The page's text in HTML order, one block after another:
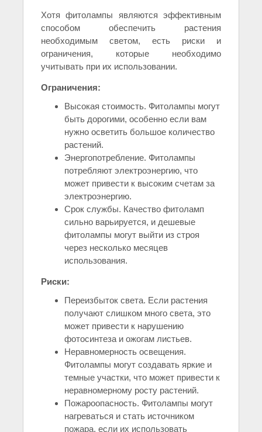
Хотя фитолампы являются эффективным
способом обеспечить растения
необходимым светом, есть риски и
ограничения, которые необходимо
учитывать при их использовании.
Ограничения:
Высокая стоимость. Фитолампы могут
быть дорогими, особенно если вам
нужно осветить большое количество
растений.
Энергопотребление. Фитолампы
потребляют электроэнергию, что
может привести к высоким счетам за
электроэнергию.
Срок службы. Качество фитоламп
сильно варьируется, и дешевые
фитолампы могут выйти из строя
через несколько месяцев
использования.
Риски:
Переизбыток света. Если растения
получают слишком много света, это
может привести к нарушению
фотосинтеза и ожогам листьев.
Неравномерность освещения.
Фитолампы могут создавать яркие и
темные участки, что может привести к
неравномерному росту растений.
Пожароопасность. Фитолампы могут
нагреваться и стать источником
пожара, если их использовать